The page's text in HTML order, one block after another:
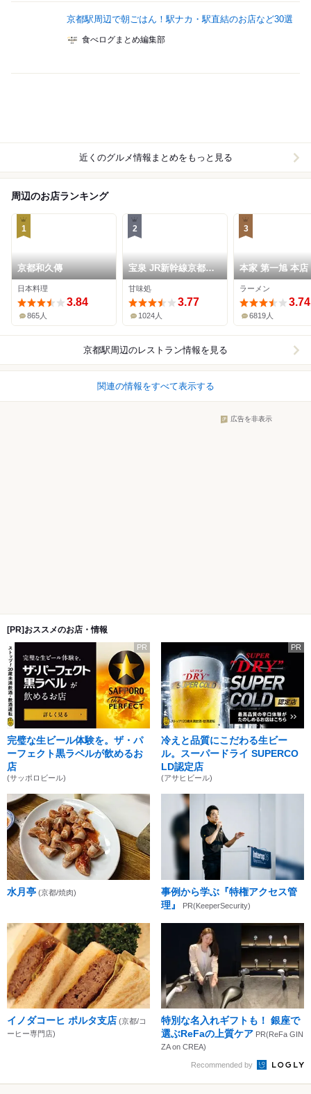
京都駅周辺で朝ごはん！駅ナカ・駅直結のお店など30選
食べログまとめ編集部
近くのグルメ情報まとめをもっと見る
周辺のお店ランキング
1
京都和久傳
日本料理
3.84
865人
2
宝泉 JR新幹線京都駅
店
甘味処
3.77
1024人
3
本家 第一旭 本店
ラーメン
3.74
6819人
京都駅周辺のレストラン情報を見る
関連の情報をすべて表示する
広告を非表示
[PR]おススメのお店・情報
PR
完璧な生ビール体験を。ザ・パ
ーフェクト黒ラベルが飲めるお
店
(サッポロビール)
PR
冷えと品質にこだわる生ビー
ル。スーパードライ SUPERCO
LD認定店
(アサヒビール)
水月亭 (京都/焼肉)
事例から学ぶ『特権アクセス管
理』
PR(KeeperSecurity)
イノダコーヒ ポルタ支店 (京都/コ
ーヒー専門店)
特別な名入れギフトも！ 銀座で
選ぶReFaの上質ケア PR(ReFa GIN
ZA on CREA)
Recommended by